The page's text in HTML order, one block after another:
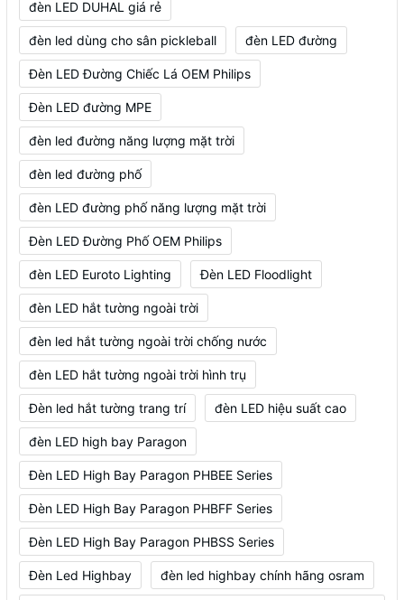
đèn LED DUHAL giá rẻ
đèn led dùng cho sân pickleball đèn LED đường
Đèn LED Đường Chiếc Lá OEM Philips
Đèn LED đường MPE
đèn led đường năng lượng mặt trời
đèn led đường phố
đèn LED đường phố năng lượng mặt trời
Đèn LED Đường Phố OEM Philips
đèn LED Euroto Lighting Đèn LED Floodlight
đèn LED hắt tường ngoài trời
đèn led hắt tường ngoài trời chống nước
đèn LED hắt tường ngoài trời hình trụ
Đèn led hắt tường trang trí đèn LED hiệu suất cao
đèn LED high bay Paragon
Đèn LED High Bay Paragon PHBEE Series
Đèn LED High Bay Paragon PHBFF Series
Đèn LED High Bay Paragon PHBSS Series
Đèn Led Highbay đèn led highbay chính hãng osram